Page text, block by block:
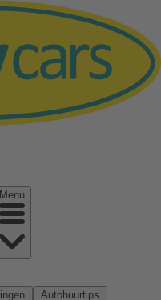
Menu